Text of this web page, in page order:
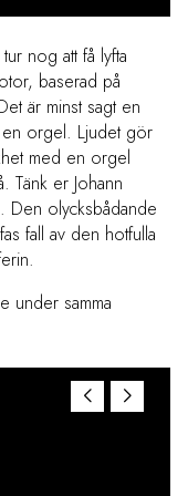
nog att få lyfta
baserad på
är minst sagt en
en orgel. Ljudet gör
med en orgel
Tänk er Johann
Den olycksbådande
fall av den hotfulla
under samma